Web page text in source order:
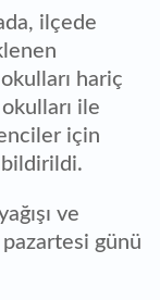
ilçede
hariç
ile
için
ve
günü